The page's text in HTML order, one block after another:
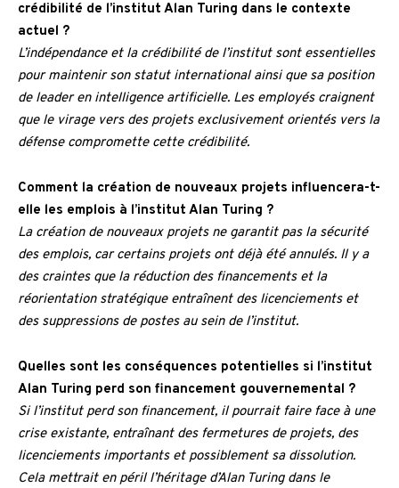
crédibilité de l’institut Alan Turing dans le contexte
actuel ?
L’indépendance et la crédibilité de l’institut sont essentielles
pour maintenir son statut international ainsi que sa position
de leader en intelligence artificielle. Les employés craignent
que le virage vers des projets exclusivement orientés vers la
défense compromette cette crédibilité.
Comment la création de nouveaux projets influencera-t-
elle les emplois à l’institut Alan Turing ?
La création de nouveaux projets ne garantit pas la sécurité
des emplois, car certains projets ont déjà été annulés. Il y a
des craintes que la réduction des financements et la
réorientation stratégique entraînent des licenciements et
des suppressions de postes au sein de l’institut.
Quelles sont les conséquences potentielles si l’institut
Alan Turing perd son financement gouvernemental ?
Si l’institut perd son financement, il pourrait faire face à une
crise existante, entraînant des fermetures de projets, des
licenciements importants et possiblement sa dissolution.
Cela mettrait en péril l’héritage d’Alan Turing dans le